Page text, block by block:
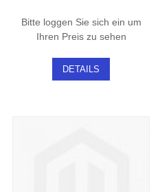
Bitte loggen Sie sich ein um
Ihren Preis zu sehen
DETAILS